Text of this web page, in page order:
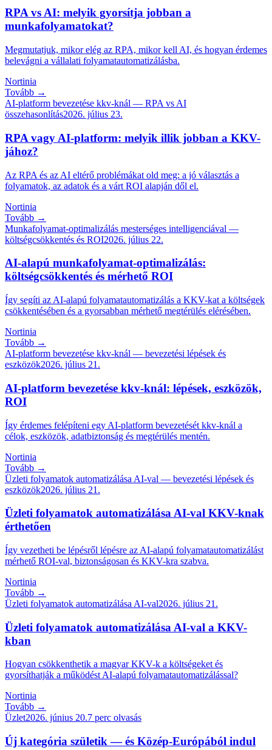
RPA vs AI: melyik gyorsítja jobban a
munkafolyamatokat?
Megmutatjuk, mikor elég az RPA, mikor kell AI, és hogyan érdemes
belevágni a vállalati folyamatautomatizálásba.
Nortinia
Tovább →
AI-platform bevezetése kkv-knál — RPA vs AI
összehasonlítás2026. július 23.
RPA vagy AI-platform: melyik illik jobban a KKV-
jához?
Az RPA és az AI eltérő problémákat old meg: a jó választás a
folyamatok, az adatok és a várt ROI alapján dől el.
Nortinia
Tovább →
Munkafolyamat-optimalizálás mesterséges intelligenciával —
költségcsökkentés és ROI2026. július 22.
AI-alapú munkafolyamat-optimalizálás:
költségcsökkentés és mérhető ROI
Így segíti az AI-alapú folyamatautomatizálás a KKV-kat a költségek
csökkentésében és a gyorsabban mérhető megtérülés elérésében.
Nortinia
Tovább →
AI-platform bevezetése kkv-knál — bevezetési lépések és
eszközök2026. július 21.
AI-platform bevezetése kkv-knál: lépések, eszközök,
ROI
Így érdemes felépíteni egy AI-platform bevezetését kkv-knál a
célok, eszközök, adatbiztonság és megtérülés mentén.
Nortinia
Tovább →
Üzleti folyamatok automatizálása AI-val — bevezetési lépések és
eszközök2026. július 21.
Üzleti folyamatok automatizálása AI-val KKV-knak
érthetően
Így vezetheti be lépésről lépésre az AI-alapú folyamatautomatizálást
mérhető ROI-val, biztonságosan és KKV-kra szabva.
Nortinia
Tovább →
Üzleti folyamatok automatizálása AI-val2026. július 21.
Üzleti folyamatok automatizálása AI-val a KKV-
kban
Hogyan csökkenthetik a magyar KKV-k a költségeket és
gyorsíthatják a működést AI-alapú folyamatautomatizálással?
Nortinia
Tovább →
Üzlet2026. június 20.7 perc olvasás
Új kategória születik — és Közép-Európából indul